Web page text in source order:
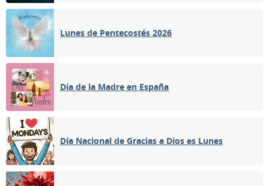
Lunes de Pentecostés 2026
Día de la Madre en España
Día Nacional de Gracias a Dios es Lunes